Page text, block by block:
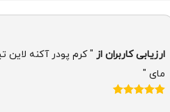
ارزیابی کاربران از " کرم پودر آکنه لاین
مای "